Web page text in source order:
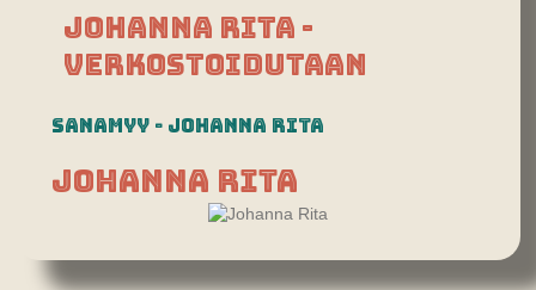
Johanna Rita -
Verkostoidutaan
Sanamyy - Johanna Rita
Johanna Rita